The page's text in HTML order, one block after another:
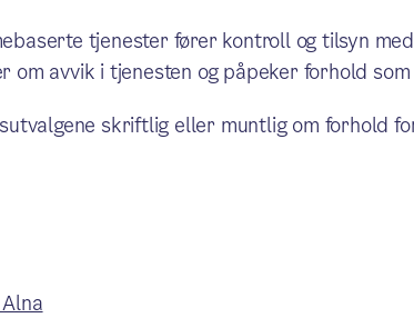
tjenester fører kontroll og tilsyn
om avvik i tjenesten og påpeker forhold
skriftlig eller muntlig om forhold